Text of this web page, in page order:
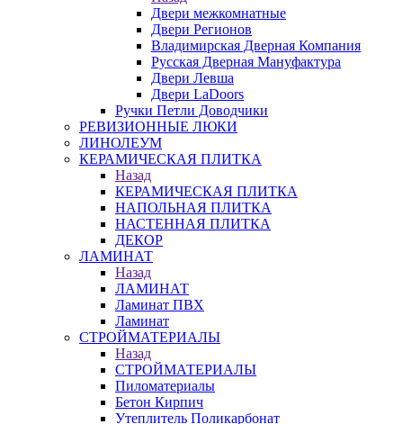
Двери межкомнатные
Двери Регионов
Владимирская Дверная Компания
Русская Дверная Мануфактура
Двери Левша
Двери LaDoors
Ручки Петли Доводчики
РЕВИЗИОННЫЕ ЛЮКИ
ЛИНОЛЕУМ
КЕРАМИЧЕСКАЯ ПЛИТКА
Назад
КЕРАМИЧЕСКАЯ ПЛИТКА
НАПОЛЬНАЯ ПЛИТКА
НАСТЕННАЯ ПЛИТКА
ДЕКОР
ЛАМИНАТ
Назад
ЛАМИНАТ
Ламинат ПВХ
Ламинат
СТРОЙМАТЕРИАЛЫ
Назад
СТРОЙМАТЕРИАЛЫ
Пиломатериалы
Бетон Кирпич
Утеплитель Поликарбонат